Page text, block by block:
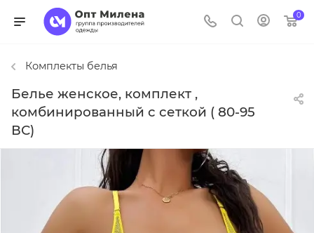
0
Комплекты белья
Белье женское, комплект ,
комбинированный с сеткой ( 80-95
ВС)